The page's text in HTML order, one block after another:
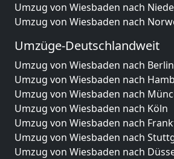
Umzug von Wiesbaden nach
Umzug von Wiesbaden nach
Umzüge-Deutschlandweit
Umzug von Wiesbaden nach Berlin
Umzug von Wiesbaden nach
Umzug von Wiesbaden nach
Umzug von Wiesbaden nach Köln
Umzug von Wiesbaden nach
Umzug von Wiesbaden nach
Umzug von Wiesbaden nach